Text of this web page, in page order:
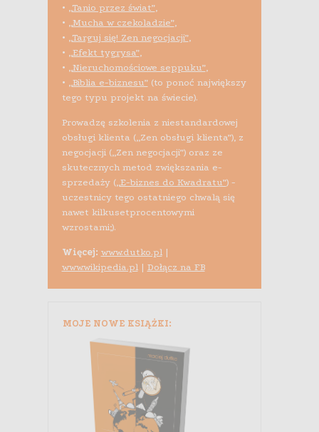
• „Tanio przez świat”,
• „Mucha w czekoladzie”,
• „Targuj się! Zen negocjacji”,
• „Efekt tygrysa”,
• „Nieruchomościowe seppuku”,
• „Biblia e-biznesu”(to ponoć największy
tego typu projekt na świecie).
Prowadzę szkolenia z niestandardowej
obsługi klienta („Zen obsługi klienta”), z
negocjacji („Zen negocjacji”) oraz ze
skutecznych metod zwiększania e-
sprzedaży („E-biznes do Kwadratu”) -
uczestnicy tego ostatniego chwalą się
nawet kilkusetprocentowymi
wzrostami;).
Więcej: www.dutko.pl|
www.wikipedia.pl| Dołącz na FB
MOJE NOWE KSIĄŻKI: